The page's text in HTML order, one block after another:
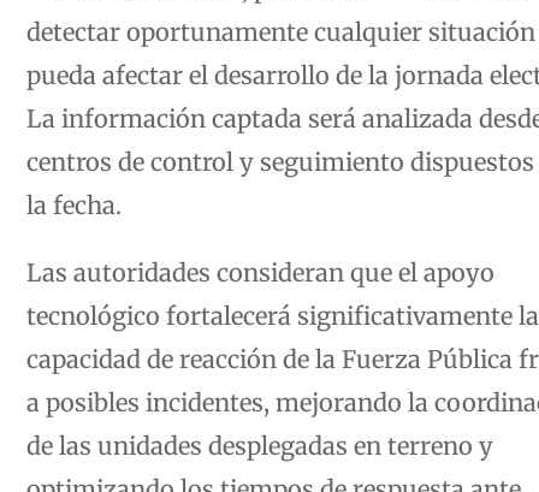
detectar oportunamente cualquier situación
pueda afectar el desarrollo de la jornada
La información captada será analizada
centros de control y seguimiento
la fecha.
Las autoridades consideran que el apoyo
tecnológico fortalecerá significativamente la
capacidad de reacción de la Fuerza Pública
a posibles incidentes, mejorando la
de las unidades desplegadas en terreno y
optimizando los tiempos de respuesta ante